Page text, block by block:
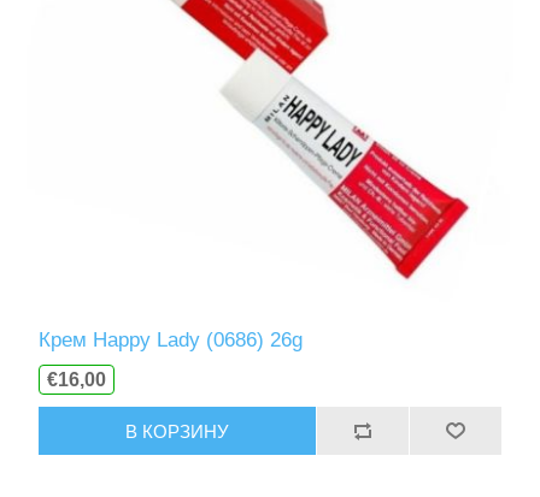
Крем Happy Lady (0686) 26g
€16,00
В КОРЗИНУ